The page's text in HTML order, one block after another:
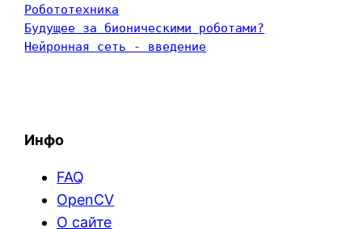
Робототехника
Будущее за бионическими роботами?
Нейронная сеть - введение
Инфо
FAQ
OpenCV
О сайте